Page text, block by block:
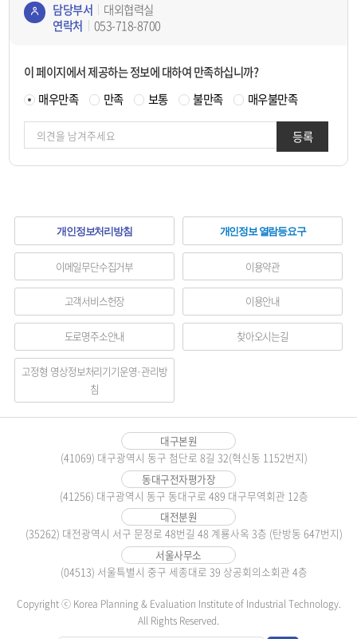
정보
책임
담당부서
대외협력실
연락처
053-718-8700
이 페이지에서 제공하는 정보에 대하여 만족하십니까?
매우만족
만족 보통 불만족 매우불만족
등록
하
단
메
뉴
개인정보처리방침 개인정보 열람등요구
이메일무단수집거부 이용약관
고객서비스헌장 이용안내
도로명주소안내 찾아오시는길
고정형 영상정보처리기기운영·관리방
침
대구본원
(41069) 대구광역시 동구 첨단로 8길 32(혁신동 1152번지)
동대구전자평가장
(41256) 대구광역시 동구 동대구로 489 대구무역회관 12층
대전분원
(35262) 대전광역시 서구 문정로 48번길 48 계룡사옥 3층 (탄방동 647번지)
서울사무소
(04513) 서울특별시 중구 세종대로 39 상공회의소회관 4층
Copyright ⓒ Korea Planning & Evaluation Institute of Industrial Technology.
All Rights Reserved.